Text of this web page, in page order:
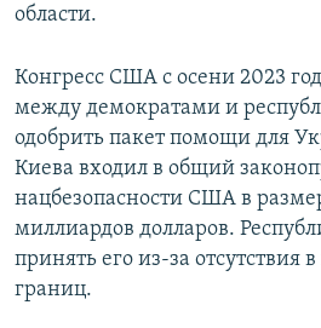
области.
Конгресс США с осени 2023
между демократами и
одобрить пакет помощи для
Киева входил в общий
нацбезопасности США в
миллиардов долларов.
принять его из-за отсутствия
границ.